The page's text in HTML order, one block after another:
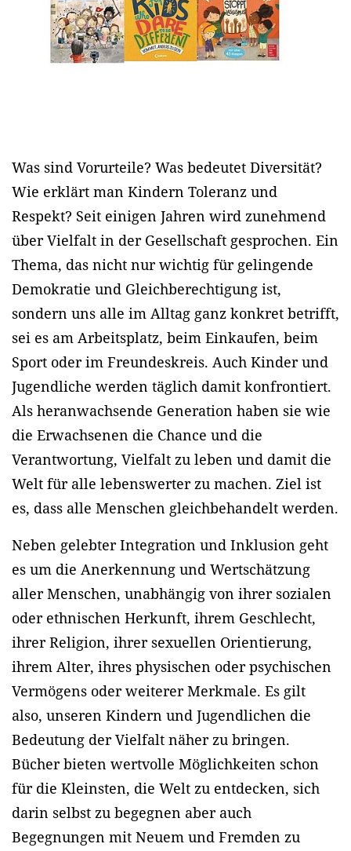
Was sind Vorurteile? Was bedeutet Diversität?
Wie erklärt man Kindern Toleranz und
Respekt? Seit einigen Jahren wird zunehmend
über Vielfalt in der Gesellschaft gesprochen. Ein
Thema, das nicht nur wichtig für gelingende
Demokratie und Gleichberechtigung ist,
sondern uns alle im Alltag ganz konkret betrifft,
sei es am Arbeitsplatz, beim Einkaufen, beim
Sport oder im Freundeskreis. Auch Kinder und
Jugendliche werden täglich damit konfrontiert.
Als heranwachsende Generation haben sie wie
die Erwachsenen die Chance und die
Verantwortung, Vielfalt zu leben und damit die
Welt für alle lebenswerter zu machen. Ziel ist
es, dass alle Menschen gleichbehandelt werden.
Neben gelebter Integration und Inklusion geht
es um die Anerkennung und Wertschätzung
aller Menschen, unabhängig von ihrer sozialen
oder ethnischen Herkunft, ihrem Geschlecht,
ihrer Religion, ihrer sexuellen Orientierung,
ihrem Alter, ihres physischen oder psychischen
Vermögens oder weiterer Merkmale. Es gilt
also, unseren Kindern und Jugendlichen die
Bedeutung der Vielfalt näher zu bringen.
Bücher bieten wertvolle Möglichkeiten schon
für die Kleinsten, die Welt zu entdecken, sich
darin selbst zu begegnen aber auch
Begegnungen mit Neuem und Fremden zu